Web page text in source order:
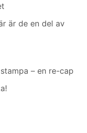
är de en del av
– en re-cap